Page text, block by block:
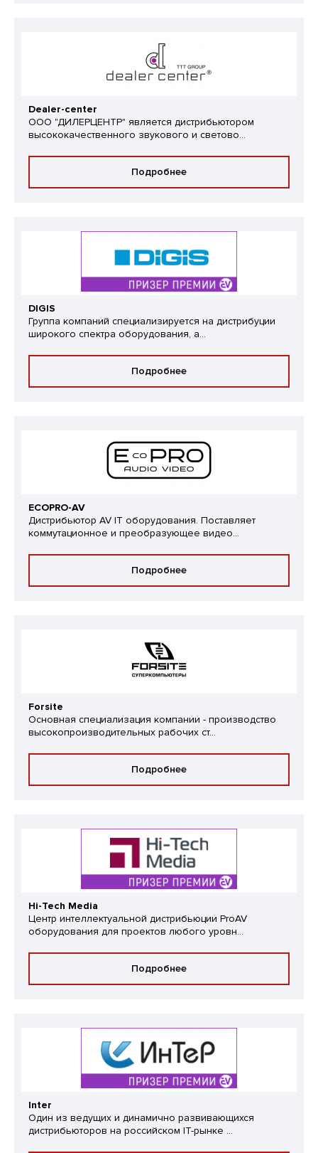
Dealer-center
ООО "ДИЛЕРЦЕНТР" является дистрибьютором
высококачественного звукового и светово...
Подробнее
DIGIS
Группа компаний специализируется на дистрибуции
широкого спектра оборудования, а...
Подробнее
ECOPRO-AV
Дистрибьютор AV IT оборудования. Поставляет
коммутационное и преобразующее видео...
Подробнее
Forsite
Основная специализация компании - производство
высокопроизводительных рабочих ст...
Подробнее
Hi-Tech Media
Центр интеллектуальной дистрибьюции ProAV
оборудования для проектов любого уровн...
Подробнее
Inter
Один из ведущих и динамично развивающихся
дистрибьюторов на российском IT-рынке ...